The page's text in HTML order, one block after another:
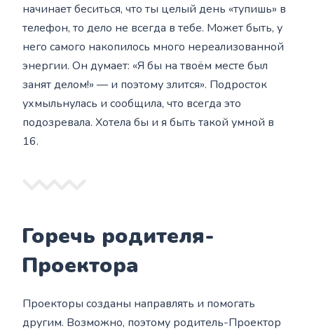
начинает беситься, что ты целый день «тупишь» в
телефон, то дело не всегда в тебе. Может быть, у
него самого накопилось много нереализованной
энергии. Он думает: «Я бы на твоём месте был
занят делом!» — и поэтому злится». Подросток
ухмыльнулась и сообщила, что всегда это
подозревала. Хотела бы и я быть такой умной в
16.
Горечь родителя-
Проектора
Проекторы созданы направлять и помогать
другим. Возможно, поэтому родитель-Проектор